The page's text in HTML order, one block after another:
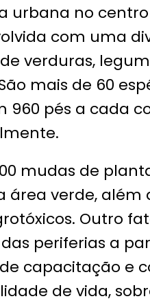
urbana no centro
com uma
verduras,
mais de 60
960 pés a cada
mudas de
área verde,
Outro
periferias a
capacitação e
de vida,